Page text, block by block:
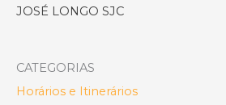
JOSÉ LONGO SJC
CATEGORIAS
Horários e Itinerários